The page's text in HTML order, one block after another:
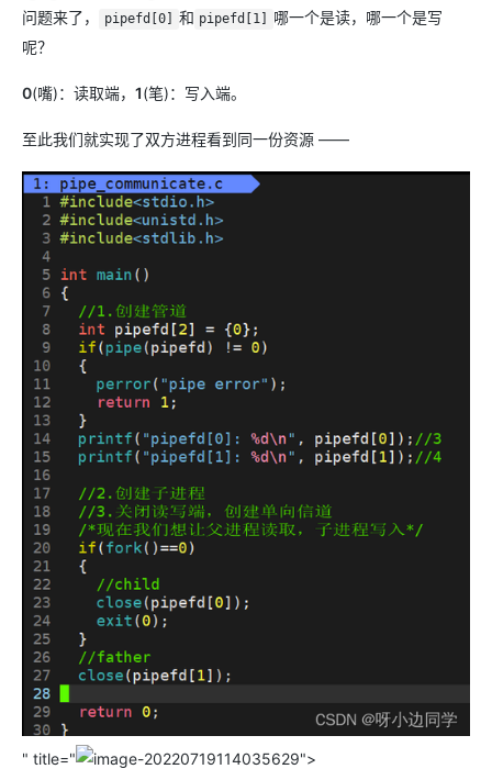
问题来了，
pipefd[0] 和 pipefd[1]
哪一个是读，哪一个是写
呢？
0(嘴)：读取端， 1(笔)：写入端。
至此我们就实现了双方进程看到同一份资源 ——
" title=" ">